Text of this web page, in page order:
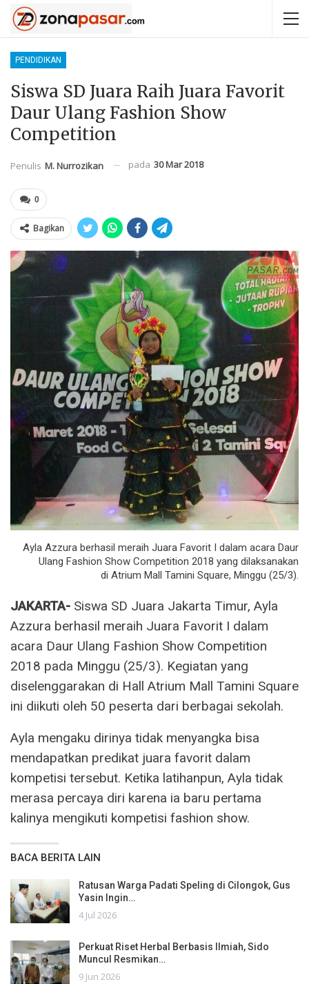
PENDIDIKAN
Siswa SD Juara Raih Juara Favorit
Daur Ulang Fashion Show
Competition
Penulis M. Nurrozikan pada 30 Mar 2018
0
Bagikan
Ayla Azzura berhasil meraih Juara Favorit I dalam acara Daur
Ulang Fashion Show Competition 2018 yang dilaksanakan
di Atrium Mall Tamini Square, Minggu (25/3).
JAKARTA- Siswa SD Juara Jakarta Timur, Ayla
Azzura berhasil meraih Juara Favorit I dalam
acara Daur Ulang Fashion Show Competition
2018 pada Minggu (25/3). Kegiatan yang
diselenggarakan di Hall Atrium Mall Tamini Square
ini diikuti oleh 50 peserta dari berbagai sekolah.
Ayla mengaku dirinya tidak menyangka bisa
mendapatkan predikat juara favorit dalam
kompetisi tersebut. Ketika latihanpun, Ayla tidak
merasa percaya diri karena ia baru pertama
kalinya mengikuti kompetisi fashion show.
BACA BERITA LAIN
Ratusan Warga Padati Speling di Cilongok, Gus
Yasin Ingin…
4 Jul 2026
Perkuat Riset Herbal Berbasis Ilmiah, Sido
Muncul Resmikan…
9 Jun 2026